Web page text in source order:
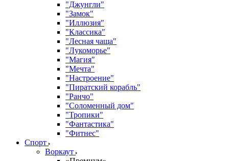
"Джунгли"
"Замок"
"Иллюзия"
"Классика"
"Лесная чаща"
"Лукоморье"
"Магия"
"Мечта"
"Настроение"
"Пиратский корабль"
"Ранчо"
"Соломенный дом"
"Тропики"
"Фантастика"
"Фитнес"
Спорт
Воркаут